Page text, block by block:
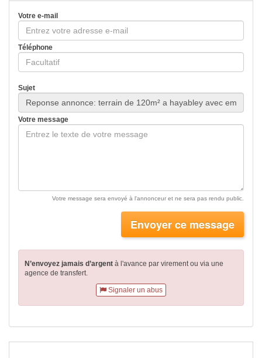
Votre e-mail
Téléphone
Sujet
Votre message
Votre message sera envoyé à l'annonceur et ne sera pas rendu public.
Envoyer ce message
N’envoyez jamais d’argent à l'avance par virementou via une
agence de transfert.
Signaler un abus